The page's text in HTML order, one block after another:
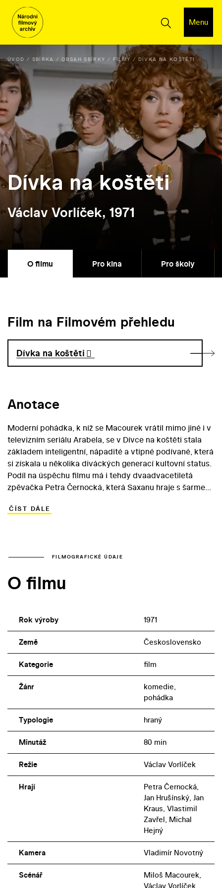
Menu
ÚVOD SBÍRKA OBSAH SBÍRKY FILMY DÍVKA NA KOŠTĚTI
Dívka na koštěti
Václav Vorlíček, 1971
O filmu Pro kina Pro školy
Film na Filmovém přehledu
Dívka na koštěti
Anotace
Moderní pohádka, k níž se Macourek vrátil mimo jiné i v
televizním seriálu Arabela, se v Dívce na koštěti stala
základem inteligentní, nápadité a vtipné podívané, která
si získala u několika diváckých generací kultovní status.
Podíl na úspěchu filmu má i tehdy dvaadvacetiletá
zpěvačka Petra Černocká, která Saxanu hraje s šarmem,
populární představitel hodných, citlivých mladíků, Jan
Růžičková coby šílená pacientka v blázinci…).
ČÍST DÁLE
FILMOGRAFICKÉ ÚDAJE
O filmu
Rok výroby 1971
Země Československo
Kategorie film
Žánr
komedie,
pohádka
Typologie hraný
Minutáž 80 min
Režie Václav Vorlíček
Hrají
Petra Černocká,
Jan Hrušínský, Jan
Kraus, Vlastimil
Zavřel, Michal
Hejný
Kamera Vladimír Novotný
Scénář
Miloš Macourek,